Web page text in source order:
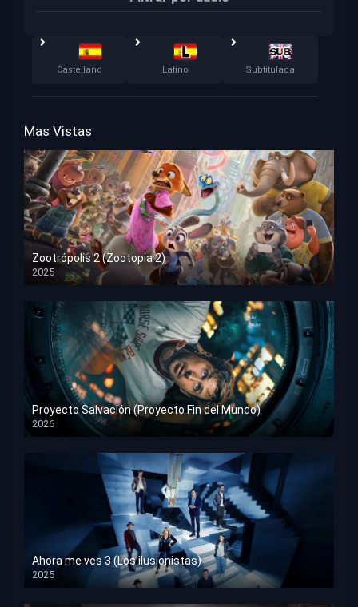
Castellano Latino Subtitulada
Mas Vistas
Zootrópolis 2 (Zootopia 2)
2025
HD 1080p
Proyecto Salvación (Proyecto Fin del Mundo)
2026
HD 1080p
Ahora me ves 3 (Los ilusionistas)
2025
HD 1080p